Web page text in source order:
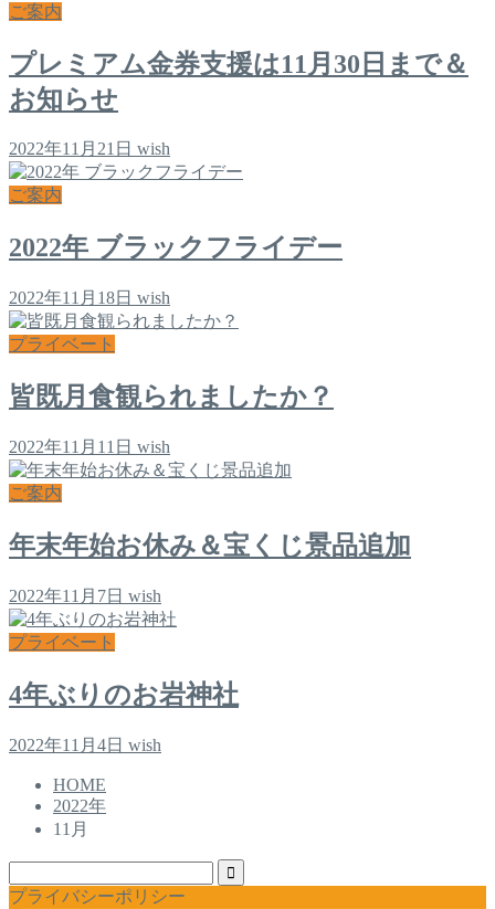
ご案内
プレミアム金券支援は11月30日まで＆
お知らせ
2022年11月21日 wish
ご案内
2022年 ブラックフライデー
2022年11月18日 wish
プライベート
皆既月食観られましたか？
2022年11月11日 wish
ご案内
年末年始お休み＆宝くじ景品追加
2022年11月7日 wish
プライベート
4年ぶりのお岩神社
2022年11月4日 wish
HOME
2022年
11月
プライバシーポリシー